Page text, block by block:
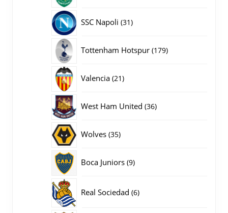
SSC Napoli 3131
Tottenham Hotspur 179179
Valencia 2121
West Ham United 3636
Wolves 3535
Boca Juniors 99
Real Sociedad 66